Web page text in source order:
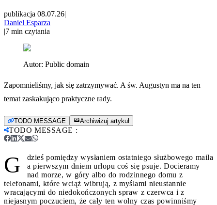
publikacja 08.07.26|
Daniel Esparza
|7 min czytania
Autor: Public domain
Zapomnieliśmy, jak się zatrzymywać. A św. Augustyn ma na ten
temat zaskakująco praktyczne rady.
TODO MESSAGE Archiwizuj artykuł
TODO MESSAGE :
G
dzieś pomiędzy wysłaniem ostatniego służbowego maila
a pierwszym dniem urlopu coś się psuje. Docieramy
nad morze, w góry albo do rodzinnego domu z
telefonami, które wciąż wibrują, z myślami nieustannie
wracającymi do niedokończonych spraw z czerwca i z
niejasnym poczuciem, że cały ten wolny czas powinniśmy